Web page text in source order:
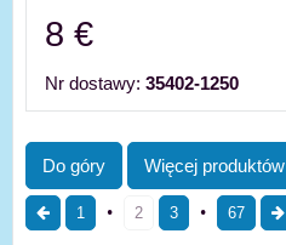
8 €
Nr dostawy: 35402-1250
Do góry Więcej produktów
1 2 3 67